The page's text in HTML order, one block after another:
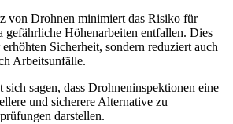
von Drohnen minimiert das Risiko für
gefährliche Höhenarbeiten entfallen. Dies
Sicherheit, sondern reduziert auch
Arbeitsunfälle.
sich sagen, dass Drohneninspektionen eine
und sicherere Alternative zu
darstellen.